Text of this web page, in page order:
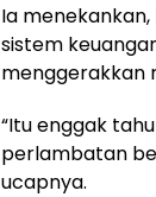
Ia
sistem
menggerakkan
“Itu enggak
perlambatan
ucapnya.